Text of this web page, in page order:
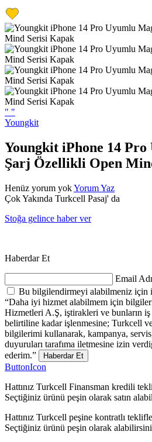
" "
Youngkit
Youngkit iPhone 14 Pro
Şarj Özellikli Open
Henüz yorum yokYorum Yaz
Çok Yakında Turkcell Pasaj' da
Stoğa gelince haber ver
Haberdar Et
Email
Bu bilgilendirmeyi alabilmeniz için
“Daha iyi hizmet alabilmem için
Hizmetleri A.Ş, iştirakleri ve bunların iş
belirtiline kadar işlenmesine; Turkcell
bilgilerimi kullanarak, kampanya,
duyuruları tarafıma iletmesine izin
ederim.”
Haberdar Et
ButtonIcon
Hattınız Turkcell Finansman kredili
Seçtiğiniz ürünü peşin olarak satın
Hattınız Turkcell peşine kontratlı
Seçtiğiniz ürünü peşin olarak